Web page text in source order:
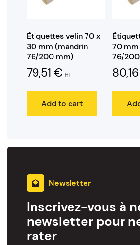
Étiquettes velin 70 x
30 mm (mandrin
76/200 mm)
79,51 € HT
Add to cart
70
76/
80,16
Newsletter
Inscrivez-vous à
newsletter pour
rater